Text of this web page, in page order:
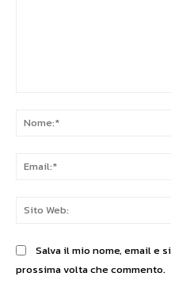
Salva il mio nome, email e
prossima volta che commento.